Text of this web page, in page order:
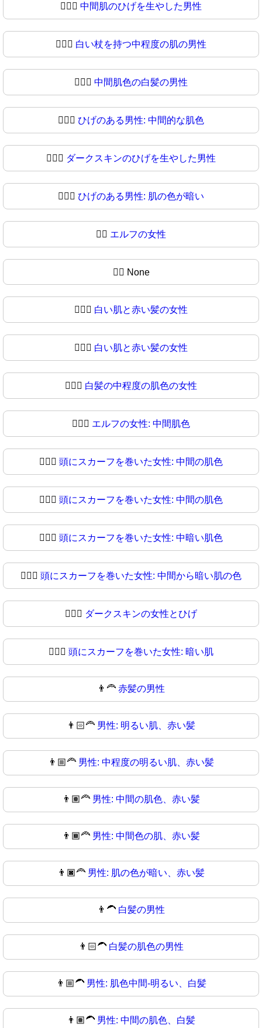
🧔🏽‍♂️ 中間肌のひげを生やした男性
🧔🏽‍♂ 白い杖を持つ中程度の肌の男性
🧔🏾‍♂️ 中間肌色の白髪の男性
🧔🏾‍♂ ひげのある男性: 中間的な肌色
🧔🏿‍♂️ ダークスキンのひげを生やした男性
🧔🏿‍♂ ひげのある男性: 肌の色が暗い
🧔‍♀️ エルフの女性
🧔‍♀ None
🧔🏻‍♀️ 白い肌と赤い髪の女性
🧔🏻‍♀ 白い肌と赤い髪の女性
🧔🏼‍♀️ 白髪の中程度の肌色の女性
🧔🏼‍♀ エルフの女性: 中間肌色
🧔🏽‍♀️ 頭にスカーフを巻いた女性: 中間の肌色
🧔🏽‍♀ 頭にスカーフを巻いた女性: 中間の肌色
🧔🏾‍♀️ 頭にスカーフを巻いた女性: 中暗い肌色
🧔🏾‍♀ 頭にスカーフを巻いた女性: 中間から暗い肌の色
🧔🏿‍♀️ ダークスキンの女性とひげ
🧔🏿‍♀ 頭にスカーフを巻いた女性: 暗い肌
👨‍🦰 赤髪の男性
👨🏻‍🦰 男性: 明るい肌、赤い髪
👨🏼‍🦰 男性: 中程度の明るい肌、赤い髪
👨🏽‍🦰 男性: 中間の肌色、赤い髪
👨🏾‍🦰 男性: 中間色の肌、赤い髪
👨🏿‍🦰 男性: 肌の色が暗い、赤い髪
👨‍🦱 白髪の男性
👨🏻‍🦱 白髪の肌色の男性
👨🏼‍🦱 男性: 肌色中間-明るい、白髪
👨🏽‍🦱 男性: 中間の肌色、白髪